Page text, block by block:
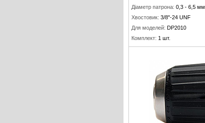
Діаметр патрона: 0,3 - 6,5 мм
Хвостовик: 3/8"-24 UNF
Для моделей: DP2010
Комплект: 1 шт.